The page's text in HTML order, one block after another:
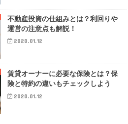
不動産投資の仕組みとは？利回りや
運営の注意点も解説！
2020.01.12
賃貸オーナーに必要な保険とは？保
険と特約の違いもチェックしよう
2020.01.12